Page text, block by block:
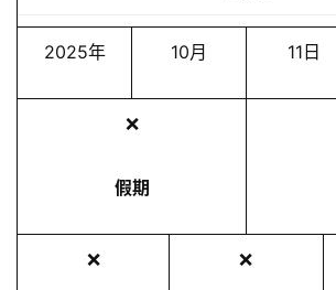
2025年 10月 11日
❌
假期
❌ ❌